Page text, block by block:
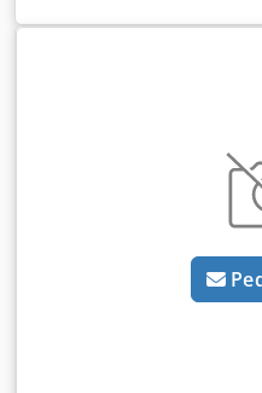
necesario aprox. ... m Los
proporcionada por el
más de 400 máquinas
de superficie de almacén,
de 10.000 artículos
vender máquinas, líneas
póngase en contacto con
ofertas en nuestra página
visitas son posibles previa